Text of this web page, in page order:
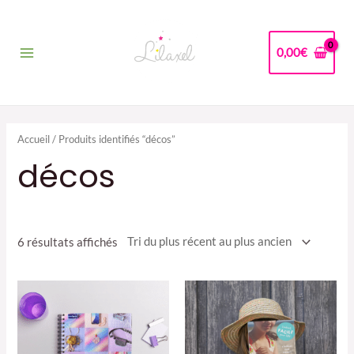
contenu
0,00€
Accueil/ Produits identifiés “décos”
décos
6 résultats affichés Trié